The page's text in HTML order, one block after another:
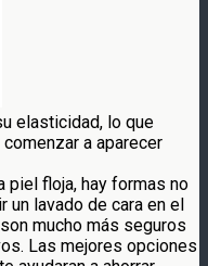
elasticidad, lo que
a aparecer
piel floja, hay formas no
un lavado de cara en el
mucho más seguros
Las mejores opciones